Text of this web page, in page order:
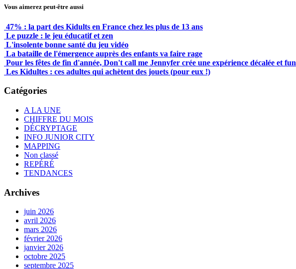
Vous aimerez peut-être aussi
47% : la part des Kidults en France chez les plus de 13 ans
Le puzzle : le jeu éducatif et zen
L'insolente bonne santé du jeu vidéo
La bataille de l'émergence auprès des enfants va faire rage
Pour les fêtes de fin d'année, Don't call me Jennyfer crée une expérience décalée et fun
Les Kidultes : ces adultes qui achètent des jouets (pour eux !)
Catégories
A LA UNE
CHIFFRE DU MOIS
DÉCRYPTAGE
INFO JUNIOR CITY
MAPPING
Non classé
REPÉRÉ
TENDANCES
Archives
juin 2026
avril 2026
mars 2026
février 2026
janvier 2026
octobre 2025
septembre 2025